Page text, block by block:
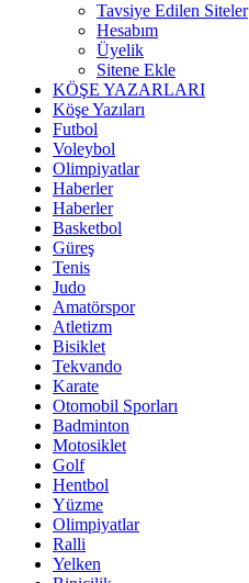
Tavsiye Edilen Siteler
Hesabım
Üyelik
Sitene Ekle
KÖŞE YAZARLARI
Köşe Yazıları
Futbol
Voleybol
Olimpiyatlar
Haberler
Haberler
Basketbol
Güreş
Tenis
Judo
Amatörspor
Atletizm
Bisiklet
Tekvando
Karate
Otomobil Sporları
Badminton
Motosiklet
Golf
Hentbol
Yüzme
Olimpiyatlar
Ralli
Yelken